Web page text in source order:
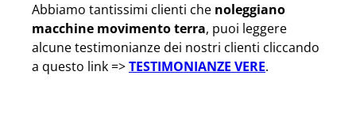
Abbiamo tantissimi clienti che noleggiano
macchine movimento terra, puoi leggere
alcune testimonianze dei nostri clienti cliccando
a questo link =>TESTIMONIANZE VERE.